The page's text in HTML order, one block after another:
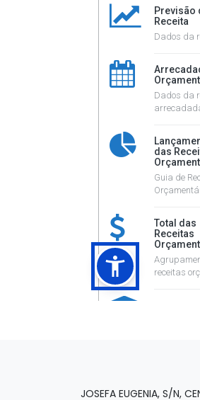
JOSEFA EUGENIA, S/N,